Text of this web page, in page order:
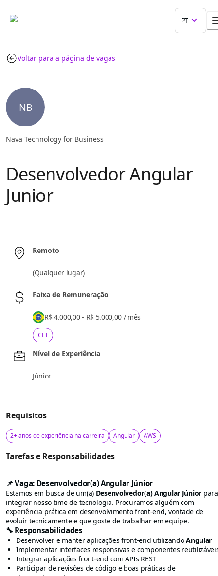
PT
Voltar para a página de vagas
NB
Nava Technology for Business
Desenvolvedor Angular
Junior
Remoto
(Qualquer lugar)
Faixa de Remuneração
R$ 4.000,00 - R$ 5.000,00 / mês
CLT
Nível de Experiência
Júnior
Requisitos
2+ anos de experiência na carreira Angular AWS
Tarefas e Responsabilidades
📌 Vaga: Desenvolvedor(a) Angular Júnior
Estamos em busca de um(a) Desenvolvedor(a) Angular Júnior para
integrar nosso time de tecnologia. Procuramos alguém com
experiência prática em desenvolvimento front-end, vontade de
evoluir tecnicamente e que goste de trabalhar em equipe.
🔧 Responsabilidades
Desenvolver e manter aplicações front-end utilizandoAngular
Implementar interfaces responsivas e componentes
Integrar aplicações front-end com APIs REST
Participar de revisões de código e boas práticas de